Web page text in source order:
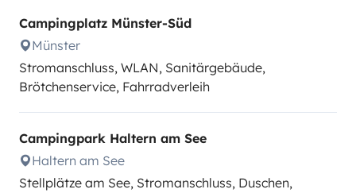
Campingplatz Münster-Süd
Münster
Stromanschluss, WLAN, Sanitärgebäude,
Brötchenservice, Fahrradverleih
Campingpark Haltern am See
Haltern am See
Stellplätze am See, Stromanschluss, Duschen,